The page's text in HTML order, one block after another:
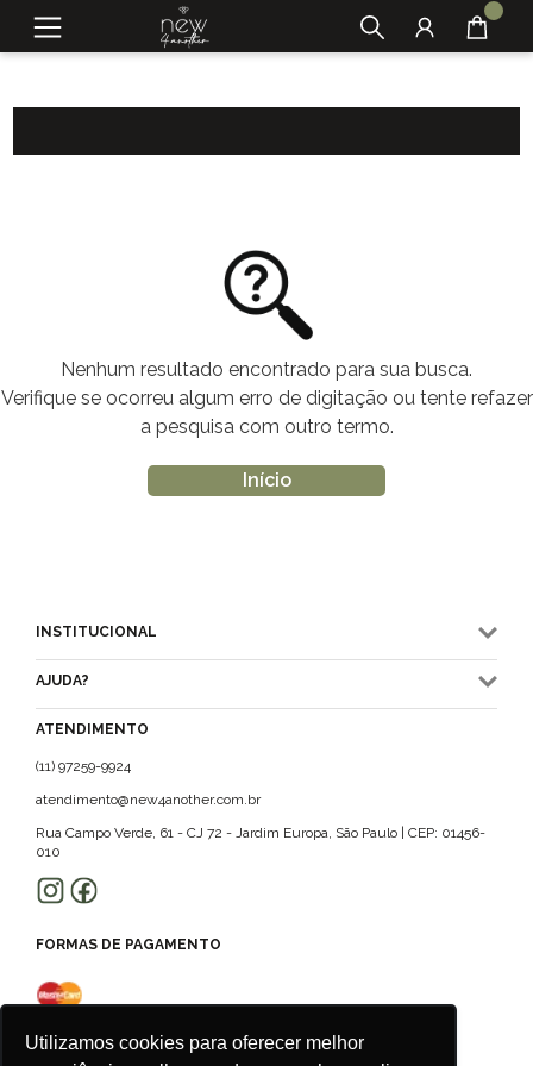
Utilizamos cookies para oferecer melhor
Nenhum resultado encontrado para sua busca.
Verifique se ocorreu algum erro de digitação ou tente refazer
a pesquisa com outro termo.
Início
INSTITUCIONAL
AJUDA?
ATENDIMENTO
(11) 97259-9924
atendimento@new4another.com.br
Rua Campo Verde, 61 - CJ 72 - Jardim Europa, São Paulo | CEP: 01456-
010
FORMAS DE PAGAMENTO